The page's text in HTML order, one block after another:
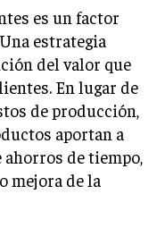
es un factor
estrategia
del valor que
En lugar de
de producción,
aportan a
ahorros de tiempo,
mejora de la